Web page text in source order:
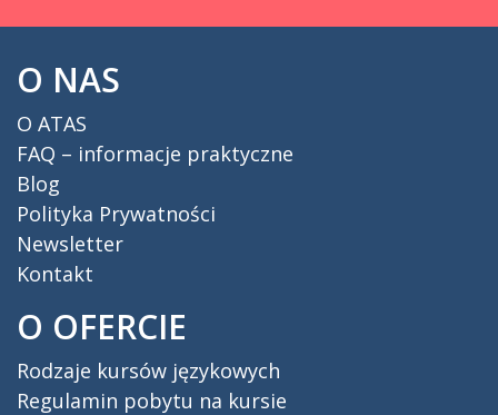
O NAS
O ATAS
FAQ – informacje praktyczne
Blog
Polityka Prywatności
Newsletter
Kontakt
O OFERCIE
Rodzaje kursów językowych
Regulamin pobytu na kursie